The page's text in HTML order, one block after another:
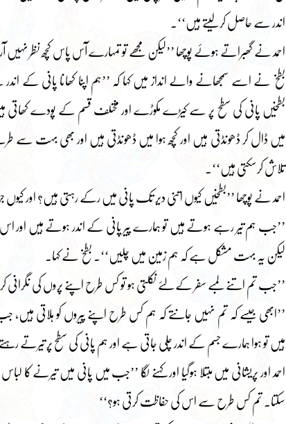
اندر سے حاصل کرلیتے ہیں‘‘۔
احمد نے گھبراتے ہوئے پوچھا ’’لیکن مجھے تو تمہارے آس پاس کچھ نظر نہیں
بطخ نے اسے سمجھانے والے انداز میں کہا کہ ’’ہم اپنا کھانا پانی کے
بطخیں پانی کی سطح پر سے کیڑے مکوڑے اور مختلف قسم کے پودے کھاتی
میں ڈال کر ڈھونڈتی ہیں اور کچھ ہوا میں ڈھونڈتی ہیں اور بھی بہت
تلاش کرسکتی ہیں‘‘۔
احمد نے پوچھا ’’بطخیں کیوں اتنی دیر تک پانی میں رکے رہتی ہیں؟ اور
’’جب ہم تیر رہے ہوتے ہیں تو ہمارے پیر پانی کے اندر ہوتے ہیں اور
لیکن یہ بہت مشکل ہے کہ ہم زمین میں چلیں‘‘۔ بطخ نے کہا۔
’’جب تم اتنے لمبے سفر کے لئے نکلتی ہو تو کس طرح اپنے پروں کی نگرانی
’’ابھی جیسے کہ تم نہیں جانتے کہ ہم کس طرح اپنے پیروں کو ہلاتی ہیں،
ہیں تو ہوا ہمارے جسم کے اندر چلی جاتی ہے اور ہم پانی کی سطح پر تیرتے
احمد اور پریشانی میں مبتلا ہوگیا اور کہنے لگا ’’جب میں پانی میں تیرنے کا
سکتا۔ تم کس طرح سے اس کی حفاظت کرتی ہو؟‘‘